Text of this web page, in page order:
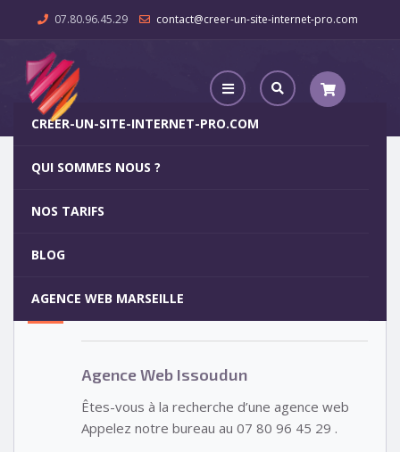
07.80.96.45.29 contact@creer-un-site-internet-pro.com
CREER-UN-SITE-INTERNET-PRO.COM
QUI SOMMES NOUS ?
NOS TARIFS
BLOG
AGENCE WEB MARSEILLE
Agence Web Issoudun
5
Votre site internet pour 29€
Agence Web Issoudun
Êtes-vous à la recherche d’une agence web
Appelez notre bureau au 07 80 96 45 29 .